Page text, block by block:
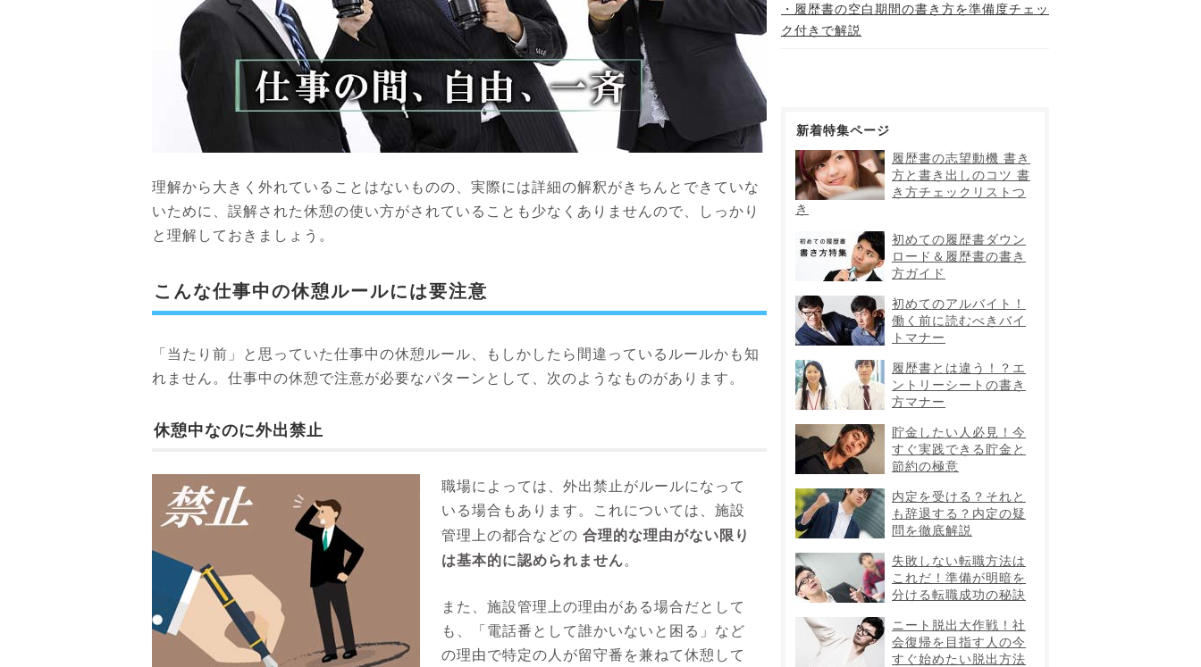
理解から大きく外れていることはないものの、実際には詳細の解釈がきちんとできていな
いために、誤解された休憩の使い方がされていることも少なくありませんので、しっかり
と理解しておきましょう。
こんな仕事中の休憩ルールには要注意
「当たり前」と思っていた仕事中の休憩ルール、もしかしたら間違っているルールかも知
れません。仕事中の休憩で注意が必要なパターンとして、次のようなものがあります。
休憩中なのに外出禁止
職場によっては、外出禁止がルールになって
いる場合もあります。これについては、施設
管理上の都合などの 合理的な理由がない限り
は基本的に認められません。
また、施設管理上の理由がある場合だとして
も、「電話番として誰かいないと困る」など
の理由で特定の人が留守番を兼ねて休憩して
・履歴書の空白期間の書き方を準備度チェッ
ク付きで解説
新着特集ページ
履歴書の志望動機 書き
方と書き出しのコツ 書
き方チェックリストつ
き
初めての履歴書ダウン
ロード＆履歴書の書き
方ガイド
初めてのアルバイト！
働く前に読むべきバイ
トマナー
履歴書とは違う！？エ
ントリーシートの書き
方マナー
貯金したい人必見！今
すぐ実践できる貯金と
節約の極意
内定を受ける？それと
も辞退する？内定の疑
問を徹底解説
失敗しない転職方法は
これだ！準備が明暗を
分ける転職成功の秘訣
ニート脱出大作戦！社
会復帰を目指す人の今
すぐ始めたい脱出方法